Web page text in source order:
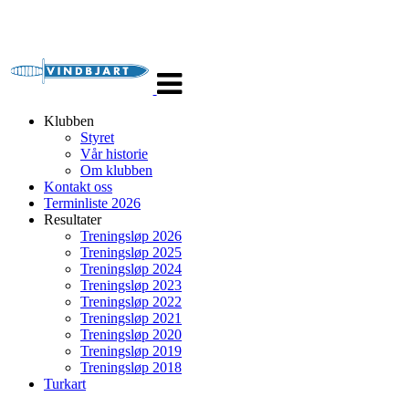
navigasjon
Klubben
Styret
Vår historie
Om klubben
Kontakt oss
Terminliste 2026
Resultater
Treningsløp 2026
Treningsløp 2025
Treningsløp 2024
Treningsløp 2023
Treningsløp 2022
Treningsløp 2021
Treningsløp 2020
Treningsløp 2019
Treningsløp 2018
Turkart